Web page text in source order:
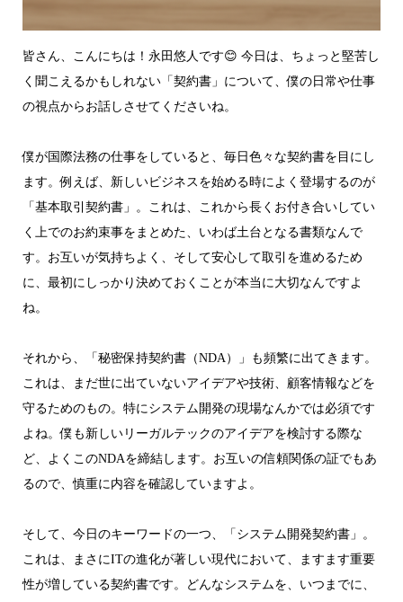
皆さん、こんにちは！永田悠人です😊 今日は、ちょっと堅苦し
く聞こえるかもしれない「契約書」について、僕の日常や仕事
の視点からお話しさせてくださいね。
僕が国際法務の仕事をしていると、毎日色々な契約書を目にし
ます。例えば、新しいビジネスを始める時によく登場するのが
「基本取引契約書」。これは、これから長くお付き合いしてい
く上でのお約束事をまとめた、いわば土台となる書類なんで
す。お互いが気持ちよく、そして安心して取引を進めるため
に、最初にしっかり決めておくことが本当に大切なんですよ
ね。
それから、「秘密保持契約書（NDA）」も頻繁に出てきます。
これは、まだ世に出ていないアイデアや技術、顧客情報などを
守るためのもの。特にシステム開発の現場なんかでは必須です
よね。僕も新しいリーガルテックのアイデアを検討する際な
ど、よくこのNDAを締結します。お互いの信頼関係の証でもあ
るので、慎重に内容を確認していますよ。
そして、今日のキーワードの一つ、「システム開発契約書」。
これは、まさにITの進化が著しい現代において、ますます重要
性が増している契約書です。どんなシステムを、いつまでに、